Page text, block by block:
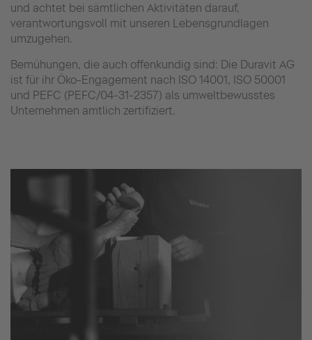
und achtet bei sämtlichen Aktivitäten darauf,
verantwortungsvoll mit unseren Lebensgrundlagen
umzugehen.
Bemühungen, die auch offenkundig sind: Die Duravit AG
ist für ihr Öko-Engagement nach ISO 14001, ISO 50001
und PEFC (PEFC/04-31-2357) als umweltbewusstes
Unternehmen amtlich zertifiziert.